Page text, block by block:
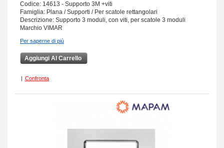
Codice: 14613 - Supporto 3M +viti
Famiglia: Plana / Supporti / Per scatole rettangolari
Descrizione: Supporto 3 moduli, con viti, per scatole 3 moduli
Marchio VIMAR
Per saperne di più
Aggiungi Al Carrello
| Confronta